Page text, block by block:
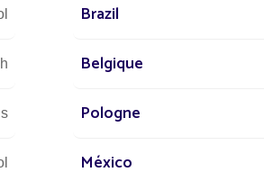
Brazil
Belgique
Pologne
México